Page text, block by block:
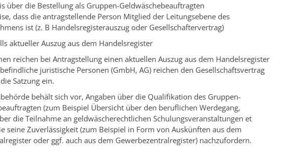
über die Bestellung als Gruppen-Geldwäschebeauftragten
dass die antragstellende Person Mitglied der Leitungsebene des
ist (z. B Handelsregisterauszug oder Gesellschaftervertrag)
aktueller Auszug aus dem Handelsregister
reichen bei Antragstellung einen aktuellen Auszug aus dem Handelsregister
juristische Personen (GmbH, AG) reichen den Gesellschaftsvertrag
Satzung ein.
behält sich vor, Angaben über die Qualifikation des Gruppen-
(zum Beispiel Übersicht über den beruflichen Werdegang,
die Teilnahme an geldwäscherechtlichen Schulungsveranstaltungen et
seine Zuverlässigkeit (zum Beispiel in Form von Auskünften aus dem
oder ggf. auch aus dem Gewerbezentralregister) nachzufordern.